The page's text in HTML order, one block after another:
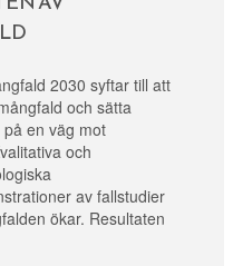
2030 syftar till att
och sätta
en väg mot
och
av fallstudier
ökar. Resultaten